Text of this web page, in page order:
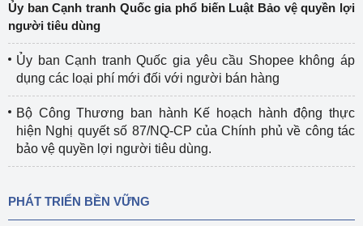
Ủy ban Cạnh tranh Quốc gia phổ biến Luật Bảo vệ quyền lợi
người tiêu dùng
Ủy ban Cạnh tranh Quốc gia yêu cầu Shopee không áp
dụng các loại phí mới đối với người bán hàng
Bộ Công Thương ban hành Kế hoạch hành động thực
hiện Nghị quyết số 87/NQ-CP của Chính phủ về công tác
bảo vệ quyền lợi người tiêu dùng.
PHÁT TRIỂN BỀN VỮNG